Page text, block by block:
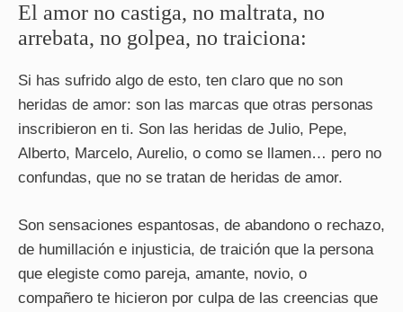
El amor no castiga, no maltrata, no
arrebata, no golpea, no traiciona:
Si has sufrido algo de esto, ten claro que no son
heridas de amor: son las marcas que otras personas
inscribieron en ti. Son las heridas de Julio, Pepe,
Alberto, Marcelo, Aurelio, o como se llamen… pero no
confundas, que no se tratan de heridas de amor.
Son sensaciones espantosas, de abandono o rechazo,
de humillación e injusticia, de traición que la persona
que elegiste como pareja, amante, novio, o
compañero te hicieron por culpa de las creencias que